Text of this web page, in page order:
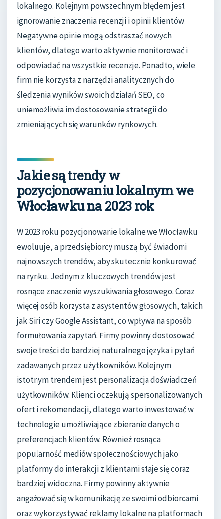
lokalnego. Kolejnym powszechnym błędem jest
ignorowanie znaczenia recenzji i opinii klientów.
Negatywne opinie mogą odstraszać nowych
klientów, dlatego warto aktywnie monitorować i
odpowiadać na wszystkie recenzje. Ponadto, wiele
firm nie korzysta z narzędzi analitycznych do
śledzenia wyników swoich działań SEO, co
uniemożliwia im dostosowanie strategii do
zmieniających się warunków rynkowych.
Jakie są trendy w
pozycjonowaniu lokalnym we
Włocławku na 2023 rok
W 2023 roku pozycjonowanie lokalne we Włocławku
ewoluuje, a przedsiębiorcy muszą być świadomi
najnowszych trendów, aby skutecznie konkurować
na rynku. Jednym z kluczowych trendów jest
rosnące znaczenie wyszukiwania głosowego. Coraz
więcej osób korzysta z asystentów głosowych, takich
jak Siri czy Google Assistant, co wpływa na sposób
formułowania zapytań. Firmy powinny dostosować
swoje treści do bardziej naturalnego języka i pytań
zadawanych przez użytkowników. Kolejnym
istotnym trendem jest personalizacja doświadczeń
użytkowników. Klienci oczekują spersonalizowanych
ofert i rekomendacji, dlatego warto inwestować w
technologie umożliwiające zbieranie danych o
preferencjach klientów. Również rosnąca
popularność mediów społecznościowych jako
platformy do interakcji z klientami staje się coraz
bardziej widoczna. Firmy powinny aktywnie
angażować się w komunikację ze swoimi odbiorcami
oraz wykorzystywać reklamy lokalne na platformach